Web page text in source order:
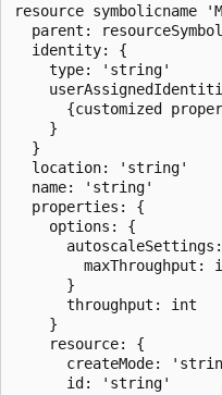
resource symbolicname
parent:
  identity: {
    type: 'string'
{customized
    }
  }
  location: 'string'
  name: 'string'
  properties: {
    options: {
maxThroughput:
      }
      throughput: int
    }
    resource: {
createMode:
      id: 'string'